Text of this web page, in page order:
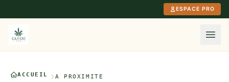
ESPACE PRO
ACCUEIL À PROXIMITÉ